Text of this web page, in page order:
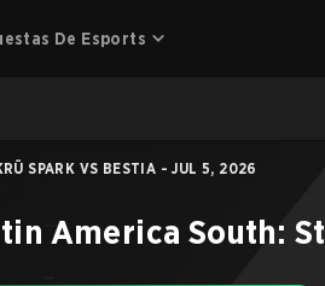
De Esports
SPARK VS BESTIA - JUL 5, 2026
America South: